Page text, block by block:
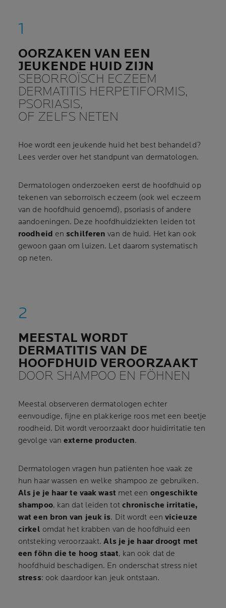
OORZAKEN VAN EEN
JEUKENDE HUID ZIJN
SEBORROÏSCH ECZEEM
DERMATITIS HERPETIFORMIS,
PSORIASIS,
OF ZELFS NETEN
Hoe wordt een jeukende huid het best behandeld?
Lees verder over het standpunt van dermatologen.
Dermatologen onderzoeken eerst de hoofdhuid op
tekenen van seborroïsch eczeem (ook wel eczeem
van de hoofdhuid genoemd), psoriasis of andere
aandoeningen. Deze hoofdhuidziekten leiden tot
roodheid en schilferen van de huid. Het kan ook
gewoon gaan om luizen. Let daarom systematisch
op neten.
MEESTAL WORDT
DERMATITIS VAN DE
HOOFDHUID VEROORZAAKT
DOOR SHAMPOO EN FÖHNEN
Meestal observeren dermatologen echter
eenvoudige, fijne en plakkerige roos met een beetje
roodheid. Dit wordt veroorzaakt door huidirritatie ten
gevolge vanexterne producten.
Dermatologen vragen hun patiënten hoe vaak ze
hun haar wassen en welke shampoo ze gebruiken.
Als je je haar te vaak wast met een ongeschikte
shampoo, kan dat leiden tot chronische irritatie,
wat een bron van jeuk is. Dit wordt eenvicieuze
cirkel omdat het krabben van de hoofdhuid een
ontsteking veroorzaakt.Als je je haar droogt met
een föhn die te hoog staat, kan ook dat de
hoofdhuid beschadigen. En onderschat stress niet
stress: ook daardoor kan jeuk ontstaan.